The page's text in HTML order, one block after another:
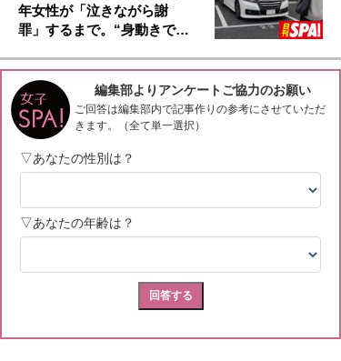
年女性が「泣きながら謝
罪」するまで。“身動きで…